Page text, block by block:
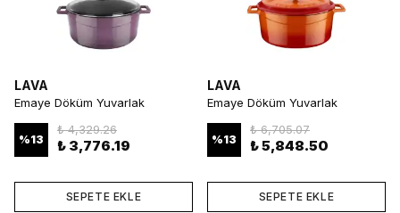
LAVA
Emaye Döküm Yuvarlak
%13
₺ 4,329.26
₺ 3,776.19
SEPETE EKLE
LAVA
Emaye Döküm Yuvarlak
%13
₺ 6,705.07
₺ 5,848.50
SEPETE EKLE